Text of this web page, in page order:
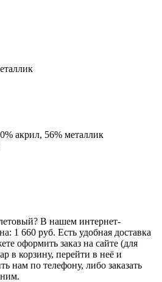
акрил, 56% металлик
В нашем интернет-
1 660 руб. Есть удобная доставка
оформить заказ на сайте (для
в корзину, перейти в неё и
нам по телефону, либо заказать